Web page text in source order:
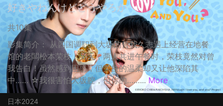
好きやねんけどどうやろか
共10集
影集简介： 从四国调职到大坂的曾我久志遇上经营在地餐
馆的老闆松本荣枝，某天，两人共进午餐时，荣枝竟然对曾
我告白！虽然感到困惑，但荣枝的温柔却又让他深陷其
中…… ☆我很害怕大坂腔，但你的……... More
日本2024